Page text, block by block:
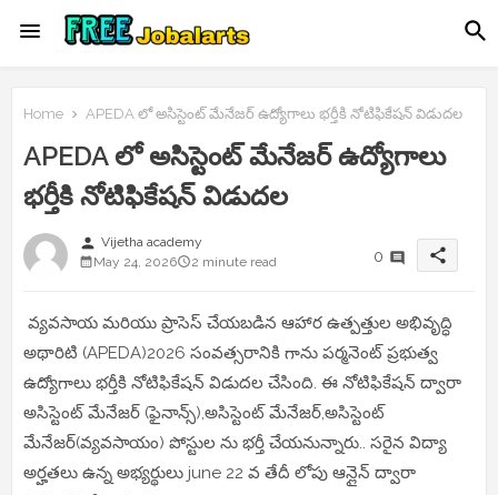
Home APEDA లో అసిస్టెంట్ మేనేజర్ ఉద్యోగాలు భర్తీకి నోటిఫికేషన్ విడుదల
APEDA లో అసిస్టెంట్ మేనేజర్ ఉద్యోగాలు
భర్తీకి నోటిఫికేషన్ విడుదల
person Vijetha academy
May 24, 2026
2 minute read 0 share
వ్యవసాయ మరియు ప్రాసెస్ చేయబడిన ఆహార ఉత్పత్తుల అభివృద్ధి
అథారిటి (APEDA)2026 సంవత్సరానికి గాను పర్మనెంట్ ప్రభుత్వ
ఉద్యోగాలు భర్తీకి నోటిఫికేషన్ విడుదల చేసింది. ఈ నోటిఫికేషన్ ద్వారా
అసిస్టెంట్ మేనేజర్ (ఫైనాన్స్),అసిస్టెంట్ మేనేజర్,అసిస్టెంట్
మేనేజర్(వ్యవసాయం) పోస్టుల ను భర్తీ చేయనున్నారు.. సరైన విద్యా
అర్హతలు ఉన్న అభ్యర్థులు june 22 వ తేదీ లోపు ఆన్లైన్ ద్వారా